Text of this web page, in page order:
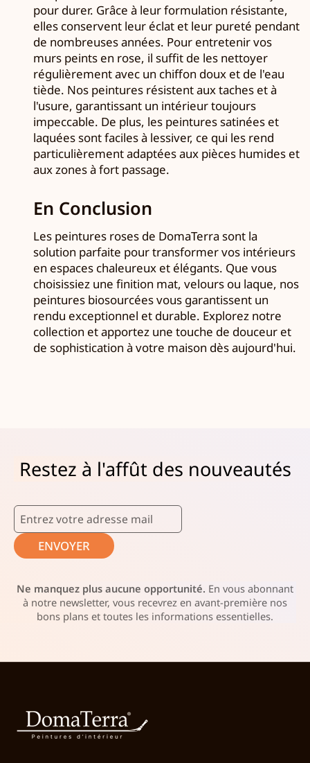
pour durer. Grâce à leur formulation résistante,
elles conservent leur éclat et leur pureté pendant
de nombreuses années. Pour entretenir vos
murs peints en rose, il suffit de les nettoyer
régulièrement avec un chiffon doux et de l'eau
tiède. Nos peintures résistent aux taches et à
l'usure, garantissant un intérieur toujours
impeccable. De plus, les peintures satinées et
laquées sont faciles à lessiver, ce qui les rend
particulièrement adaptées aux pièces humides et
aux zones à fort passage.
En Conclusion
Les peintures roses de DomaTerra sont la
solution parfaite pour transformer vos intérieurs
en espaces chaleureux et élégants. Que vous
choisissiez une finition mat, velours ou laque, nos
peintures biosourcées vous garantissent un
rendu exceptionnel et durable. Explorez notre
collection et apportez une touche de douceur et
de sophistication à votre maison dès aujourd'hui.
Restez à l'affût des nouveautés
ENVOYER
Ne manquez plus aucune opportunité. En vous abonnant
à notre newsletter, vous recevrez en avant-première nos
bons plans et toutes les informations essentielles.